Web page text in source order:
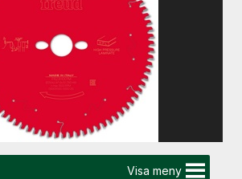
Visa meny